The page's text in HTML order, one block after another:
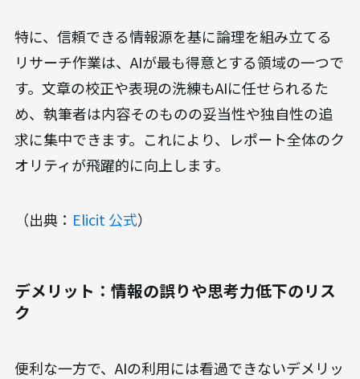
特に、信頼できる情報源を基に論理を組み立てる
リサーチ作業は、AIが最も得意とする領域の一つで
す。文章の校正や表現の洗練もAIに任せられるた
め、執筆者は内容そのものの妥当性や独自性の追
求に集中できます。これにより、レポート全体のク
オリティが飛躍的に向上します。
（出典： Elicit 公式）
デメリット：情報の誤りや思考力低下のリス
ク
便利な一方で、AIの利用には看過できないデメリッ